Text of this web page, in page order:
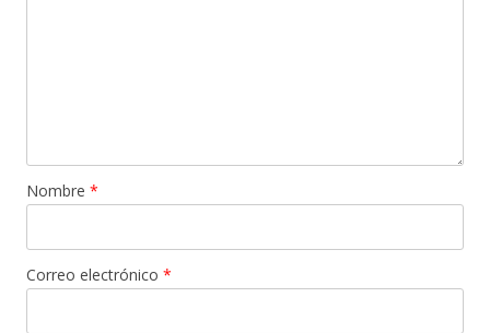
Nombre *
Correo electrónico *